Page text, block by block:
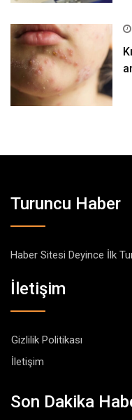
Turuncu Haber
Haber Sitesi Deyince İlk
İletişim
Gizlilik Politikası
İletişim
Son Dakika